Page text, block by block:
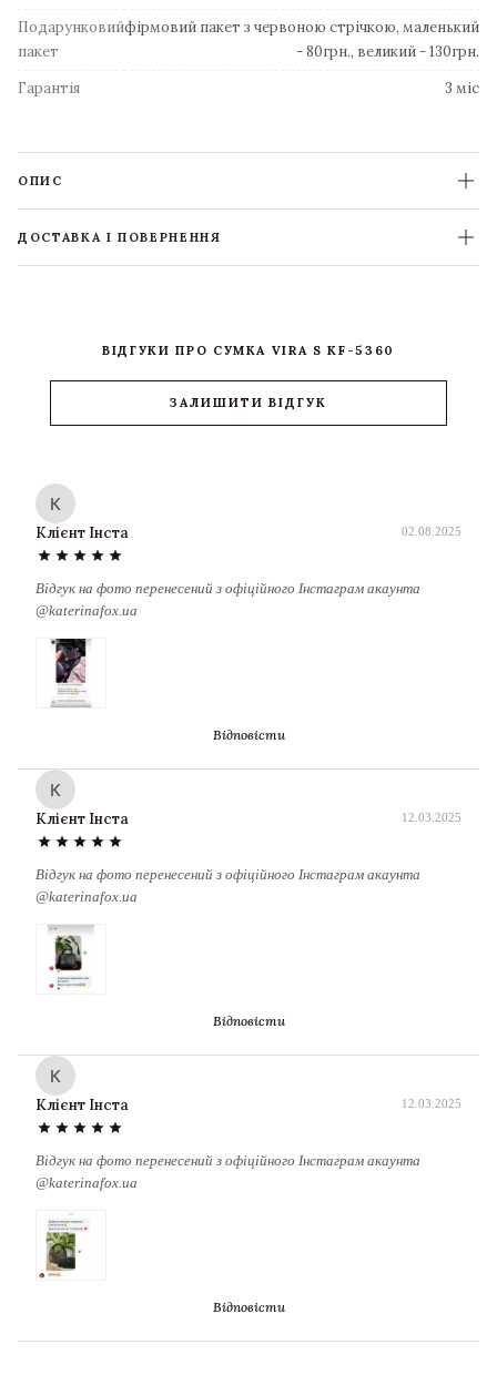
Подарунковий
пакет
фірмовий пакет з червоною стрічкою, маленький
- 80грн., великий - 130грн.
Гарантія
3 міс
ОПИС
ДОСТАВКА І ПОВЕРНЕННЯ
ВІДГУКИ ПРО СУМКА VIRA S KF-5360
ЗАЛИШИТИ ВІДГУК
К
Клієнт Інста
star star star star star
02.08.2025
Відгук на фото перенесений з офіційного Інстаграм акаунта
@katerinafox.ua
Відповісти
К
Клієнт Інста
star star star star star
12.03.2025
Відгук на фото перенесений з офіційного Інстаграм акаунта
@katerinafox.ua
Відповісти
К
Клієнт Інста
star star star star star
12.03.2025
Відгук на фото перенесений з офіційного Інстаграм акаунта
@katerinafox.ua
Відповісти